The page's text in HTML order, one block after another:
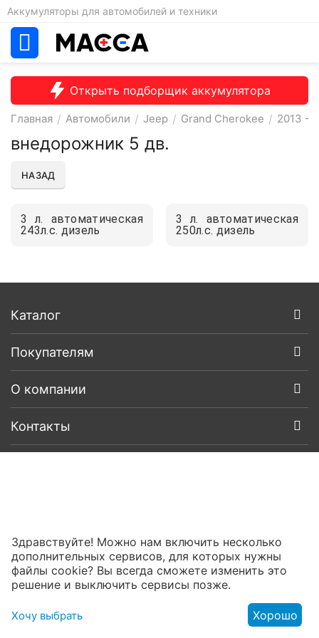
Аккумуляторы для автомобилей и техники
Открыть подборщик аккумулятора
Главная / Автомобили / Jeep / Grand Cherokee / 2013 -
внедорожник 5 дв.
НАЗАД
3 л. автоматическая
243л.с. дизель
3 л. автоматическая
250л.с. дизель
Каталог
Покупателям
О компании
Контакты
Здравствуйте! Можно нам включить несколько
дополнительных сервисов, для которых нужны
файлы cookie? Вы всегда сможете изменить это
решение и выключить сервисы позже.
Хочу выбрать Хорошо